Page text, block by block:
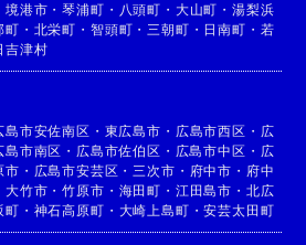
境港市 ・琴浦町 ・ 八頭町 ・ 大山町 ・ 湯梨浜
町 ・ 北栄町 ・ 智頭町 ・ 三朝町 ・ 日南町 ・ 若
吉津村
島市安佐南区 ・ 東広島市 ・ 広島市西区 ・ 広
島市南区 ・ 広島市佐伯区 ・ 広島市中区 ・ 広
市 ・ 広島市安芸区 ・ 三次市 ・ 府中市 ・ 府中
大竹市 ・竹原市 ・ 海田町 ・ 江田島市 ・ 北広
町 ・ 神石高原町 ・ 大崎上島町 ・安芸太田町